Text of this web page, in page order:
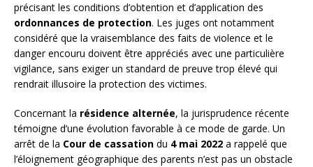
précisant les conditions d’obtention et d’application des
ordonnances de protection. Les juges ont notamment
considéré que la vraisemblance des faits de violence et le
danger encouru doivent être appréciés avec une particulière
vigilance, sans exiger un standard de preuve trop élevé qui
rendrait illusoire la protection des victimes.
Concernant la résidence alternée, la jurisprudence récente
témoigne d’une évolution favorable à ce mode de garde. Un
arrêt de la Cour de cassation du 4 mai 2022 a rappelé que
l’éloignement géographique des parents n’est pas un obstacle